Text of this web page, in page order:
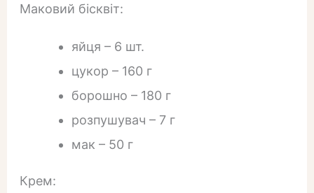
Маковий бісквіт:
яйця – 6 шт.
цукор – 160 г
борошно – 180 г
розпушувач – 7 г
мак – 50 г
Крем: